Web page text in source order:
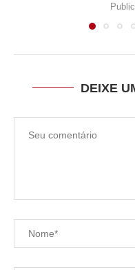
DEIXE